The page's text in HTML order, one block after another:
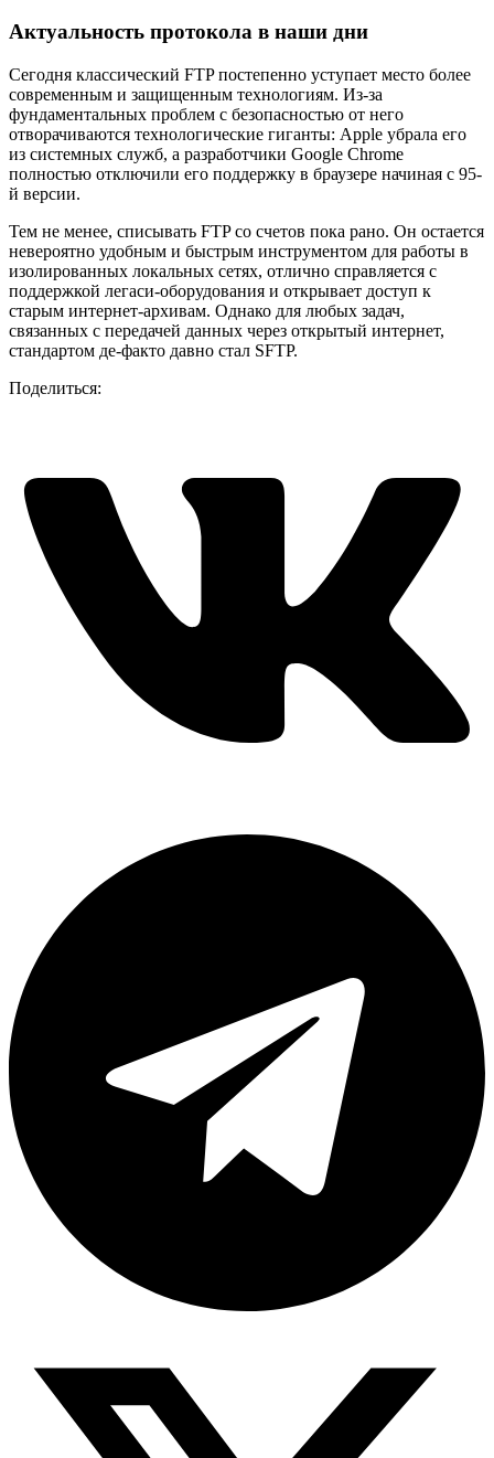
Актуальность протокола в наши дни
Сегодня классический FTP постепенно уступает место более
современным и защищенным технологиям. Из-за
фундаментальных проблем с безопасностью от него
отворачиваются технологические гиганты: Apple убрала его
из системных служб, а разработчики Google Chrome
полностью отключили его поддержку в браузере начиная с 95-
й версии.
Тем не менее, списывать FTP со счетов пока рано. Он остается
невероятно удобным и быстрым инструментом для работы в
изолированных локальных сетях, отлично справляется с
поддержкой легаси-оборудования и открывает доступ к
старым интернет-архивам. Однако для любых задач,
связанных с передачей данных через открытый интернет,
стандартом де-факто давно стал SFTP.
Поделиться: